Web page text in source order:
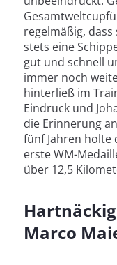
regelmäßig,
stets eine
gut und schnell
immer noch
hinterließ im
Eindruck und
die Erinnerung
fünf Jahren holte
erste WM-
über 12,5
Marco